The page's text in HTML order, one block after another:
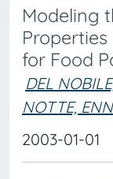
Modeling
for Food
DEL
NOTTE,
2003-01-01